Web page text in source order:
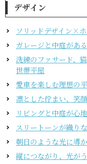
デザイン
ソリッドデザイン×
ガレージと中庭があ
洗練のファサード、
世帯平屋
愛車を楽しむ理想の
凛とした佇まい、笑
リビングと中庭が心
スリートーンが織り
朝日のような光に導
縦につながり、光が